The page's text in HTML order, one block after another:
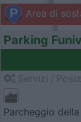
Area di
Parking
Parcheggio